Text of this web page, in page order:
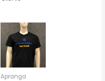
0
Apranga